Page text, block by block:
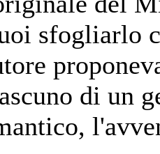
sfogliarlo
di un